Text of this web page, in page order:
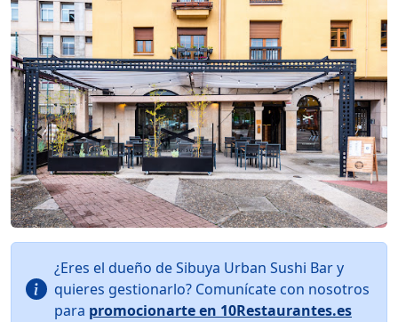
¿Eres el dueño de Sibuya Urban Sushi Bar y
quieres gestionarlo? Comunícate con nosotros
para promocionarte en 10Restaurantes.es